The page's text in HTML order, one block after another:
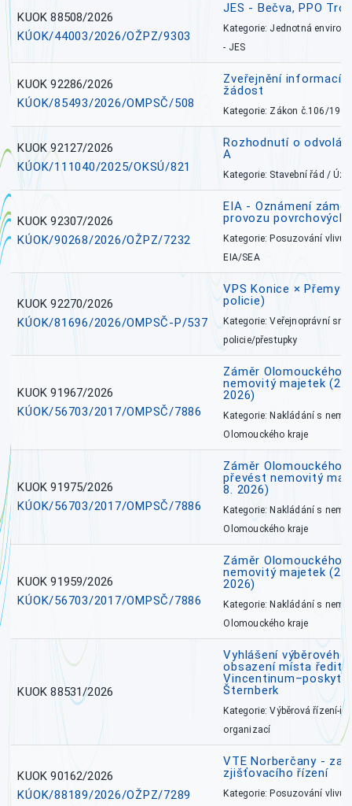
KUOK 88508/2026
KÚOK/44003/2026/OŽPZ/9303
JES - Bečva, PPO
Kategorie: Jednotná
- JES
KUOK 92286/2026
KÚOK/85493/2026/OMPSČ/508
Zveřejnění informací
žádost
Kategorie: Zákon č.106/1999
KUOK 92127/2026
KÚOK/111040/2025/OKSÚ/821
Rozhodnutí o
A
Kategorie: Stavební řád /
KUOK 92307/2026
KÚOK/90268/2026/OŽPZ/7232
EIA - Oznámení
provozu povrchových
Kategorie: Posuzování vlivů
EIA/SEA
KUOK 92270/2026
KÚOK/81696/2026/OMPSČ-P/537
VPS Konice ×
policie)
Kategorie: Veřejnoprávní
policie/přestupky
KUOK 91967/2026
KÚOK/56703/2017/OMPSČ/7886
Záměr Olomouckého
nemovitý majetek
2026)
Kategorie: Nakládání s
Olomouckého kraje
KUOK 91975/2026
KÚOK/56703/2017/OMPSČ/7886
Záměr Olomouckého
převést nemovitý
8. 2026)
Kategorie: Nakládání s
Olomouckého kraje
KUOK 91959/2026
KÚOK/56703/2017/OMPSČ/7886
Záměr Olomouckého
nemovitý majetek
2026)
Kategorie: Nakládání s
Olomouckého kraje
KUOK 88531/2026
Vyhlášení výběrového
obsazení místa
Šternberk
Kategorie: Výběrová řízení-
organizací
KUOK 90162/2026
KÚOK/88189/2026/OŽPZ/7289
VTE Norberčany -
zjišťovacího řízení
Kategorie: Posuzování vlivů